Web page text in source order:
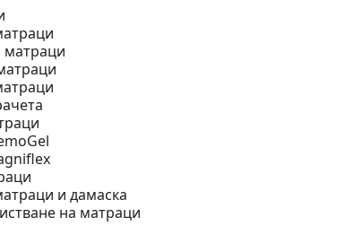
матраци
и дамаска
на матраци